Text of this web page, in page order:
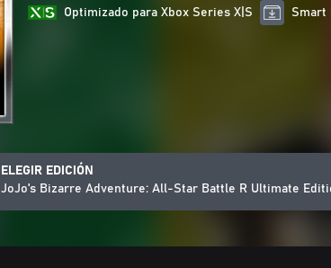
Optimizado para Xbox Series X|S Smart
ELEGIR EDICIÓN
JoJo's Bizarre Adventure: All-Star Battle R Ultimate